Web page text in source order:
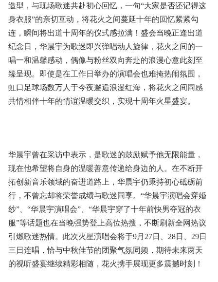
造型，与现场歌迷共赴初心回忆，一句“大家是否还记得这
身衣服”的亲切互动，将花火之间蔓延十年的回忆紧紧勾
连，瞬间将出道十周年的仪式感拉满！盛会当晚正逢出道
纪念日，华晨宇为歌迷即兴弹唱动人旋律，花火之间的一
唱一和温馨感动，偶像与粉丝双向奔赴的浪漫心意此刻至
臻呈现。即使是在工作日举办的演唱会也难掩热闹氛围，
虹口足球场数万人于今夜邂逅浪漫红海，将花火之间同感
共情相伴十年的情谊温暖交织，实现十周年火星盛宴。
华晨宇曾在采访中表示，是歌迷的鼓励赋予他无限能量，
现在他希望将自身的温暖善意传递给身边的人。在不断开
拓创新音乐领域的奋进道路上，华晨宇仍秉持初心砥砺前
行，不曾忘却将荣誉成绩与歌迷同享。“华晨宇演唱会穿婚
纱”、“华晨宇演唱会”、“华晨宇穿了十年前快男夺冠的衣
服”等话题也在当晚强势登上高位热搜，不断刷新全网热议
引燃歌迷热情。此次火星演唱会将于9月27日、28日、29日
三日连唱，恰与中秋佳节的团聚气氛同频，期待未来两天
的视听盛宴继续精彩相随，花火携手展现更多震撼时刻！